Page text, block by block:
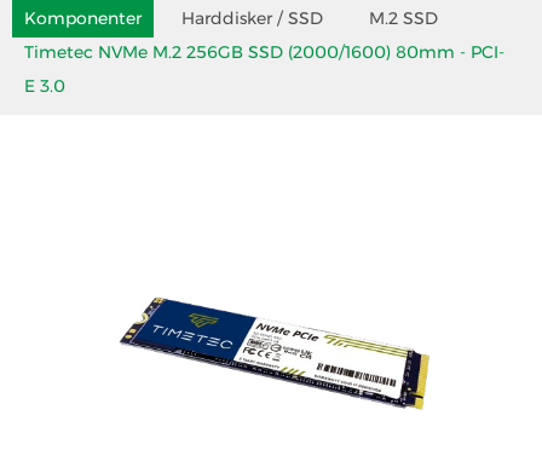
Komponenter Harddisker / SSD
M.2 SSD
Timetec NVMe M.2 256GB SSD (2000/1600) 80mm - PCI-
E 3.0